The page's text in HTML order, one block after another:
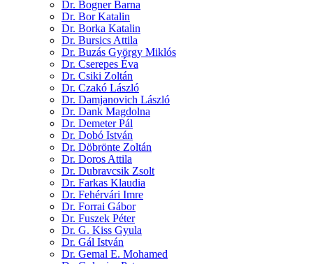
Dr. Bogner Barna
Dr. Bor Katalin
Dr. Borka Katalin
Dr. Bursics Attila
Dr. Buzás György Miklós
Dr. Cserepes Éva
Dr. Csiki Zoltán
Dr. Czakó László
Dr. Damjanovich László
Dr. Dank Magdolna
Dr. Demeter Pál
Dr. Dobó István
Dr. Döbrönte Zoltán
Dr. Doros Attila
Dr. Dubravcsik Zsolt
Dr. Farkas Klaudia
Dr. Fehérvári Imre
Dr. Forrai Gábor
Dr. Fuszek Péter
Dr. G. Kiss Gyula
Dr. Gál István
Dr. Gemal E. Mohamed